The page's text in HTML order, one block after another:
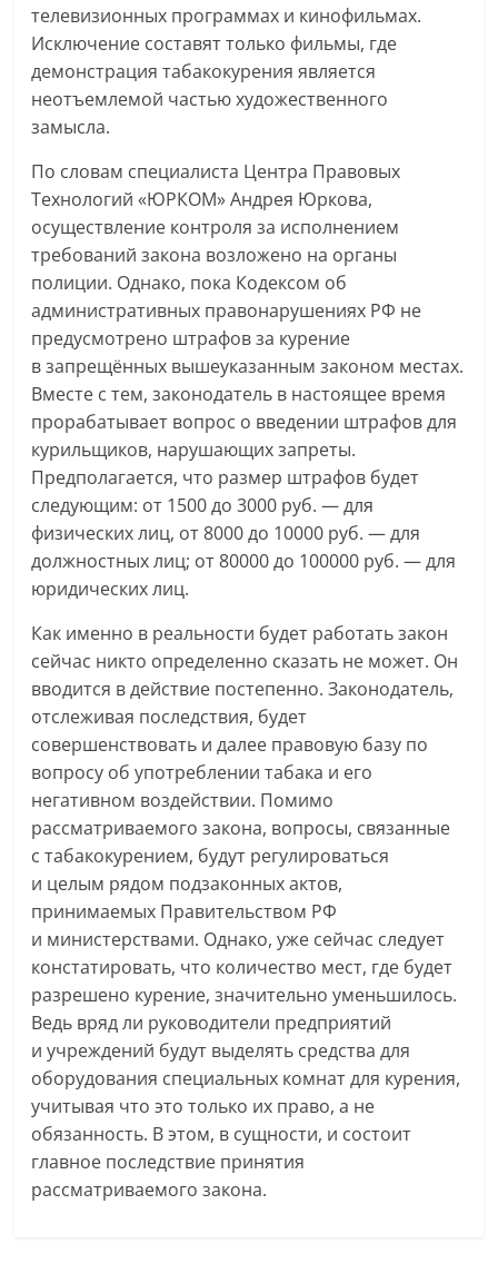
телевизионных программах и кинофильмах.
Исключение составят только фильмы, где
демонстрация табакокурения является
неотъемлемой частью художественного
замысла.
По словам специалиста Центра Правовых
Технологий «ЮРКОМ» Андрея Юркова,
осуществление контроля за исполнением
требований закона возложено на органы
полиции. Однако, пока Кодексом об
административных правонарушениях РФ не
предусмотрено штрафов за курение
в запрещённых вышеуказанным законом местах.
Вместе с тем, законодатель в настоящее время
прорабатывает вопрос о введении штрафов для
курильщиков, нарушающих запреты.
Предполагается, что размер штрафов будет
следующим: от 1500 до 3000 руб. — для
физических лиц, от 8000 до 10000 руб. — для
должностных лиц; от 80000 до 100000 руб. — для
юридических лиц.
Как именно в реальности будет работать закон
сейчас никто определенно сказать не может. Он
вводится в действие постепенно. Законодатель,
отслеживая последствия, будет
совершенствовать и далее правовую базу по
вопросу об употреблении табака и его
негативном воздействии. Помимо
рассматриваемого закона, вопросы, связанные
с табакокурением, будут регулироваться
и целым рядом подзаконных актов,
принимаемых Правительством РФ
и министерствами. Однако, уже сейчас следует
констатировать, что количество мест, где будет
разрешено курение, значительно уменьшилось.
Ведь вряд ли руководители предприятий
и учреждений будут выделять средства для
оборудования специальных комнат для курения,
учитывая что это только их право, а не
обязанность. В этом, в сущности, и состоит
главное последствие принятия
рассматриваемого закона.